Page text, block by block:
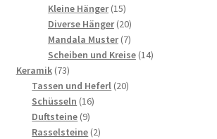
Produkte
Kleine Hänger 1515
Produkte
Diverse Hänger 2020
Produkte
Mandala Muster 77
Produkte
Scheiben und Kreise 1414
Keramik 7373
Produkte
Tassen und Heferl 2020
Schüsseln 1616
Duftsteine 99
Produkte
Rasselsteine 22